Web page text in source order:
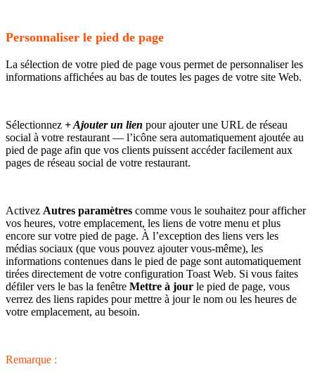
Personnaliser le pied de page
La sélection de votre pied de page vous permet de personnaliser les
informations affichées au bas de toutes les pages de votre site Web.
Sélectionnez + Ajouter un lien pour ajouter une URL de réseau
social à votre restaurant — l’icône sera automatiquement ajoutée au
pied de page afin que vos clients puissent accéder facilement aux
pages de réseau social de votre restaurant.
Activez Autres paramètres comme vous le souhaitez pour afficher
vos heures, votre emplacement, les liens de votre menu et plus
encore sur votre pied de page. À l’exception des liens vers les
médias sociaux (que vous pouvez ajouter vous-même), les
informations contenues dans le pied de page sont automatiquement
tirées directement de votre configuration Toast Web. Si vous faites
défiler vers le bas la fenêtre Mettre à jour le pied de page, vous
verrez des liens rapides pour mettre à jour le nom ou les heures de
votre emplacement, au besoin.
Remarque :